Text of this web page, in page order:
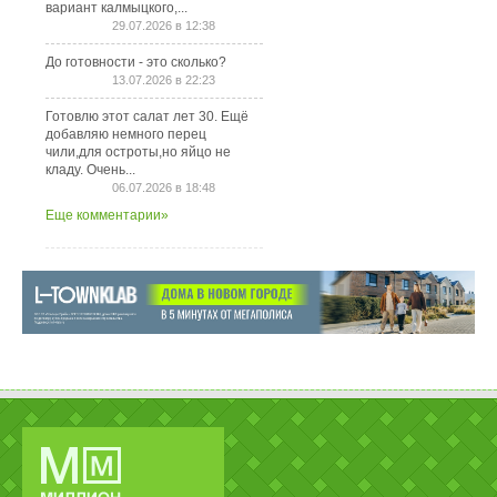
вариант калмыцкого,...
29.07.2026 в 12:38
До готовности - это сколько?
13.07.2026 в 22:23
Готовлю этот салат лет 30. Ещё
добавляю немного перец
чили,для остроты,но яйцо не
кладу. Очень...
06.07.2026 в 18:48
Еще комментарии»